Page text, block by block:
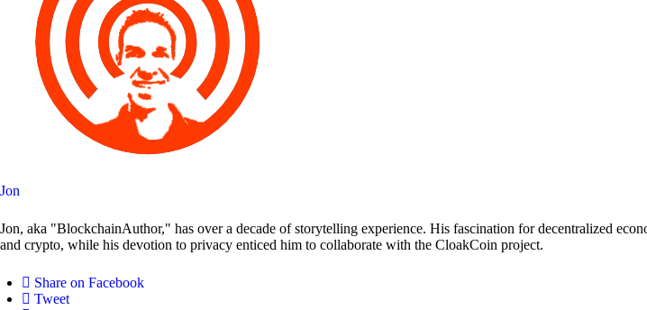
Jon
Jon, aka "BlockchainAuthor," has over a decade of storytelling experience. His fascination for decentralized
and crypto, while his devotion to privacy enticed him to collaborate with the CloakCoin project.
Share on Facebook
Tweet